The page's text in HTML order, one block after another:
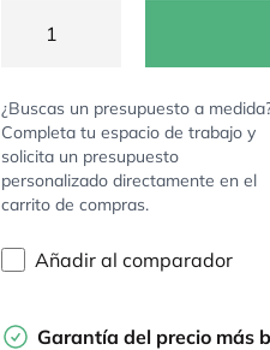
¿Buscas un presupuesto a
Completa tu espacio de trabajo y
solicita un presupuesto
personalizado directamente en el
carrito de compras.
Añadir al comparador
Garantía del precio más